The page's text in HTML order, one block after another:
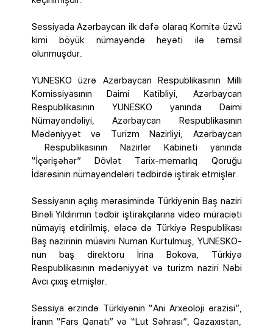
Sessiyada Azərbaycan ilk dəfə olaraq Komitə üzvü
kimi böyük nümayəndə heyəti ilə təmsil
olunmuşdur.
YUNESKO üzrə Azərbaycan Respublikasının Milli
Komissiyasının Daimi Katibliyi, Azərbaycan
Respublikasının YUNESKO yanında Daimi
Nümayəndəliyi, Azərbaycan Respublikasının
Mədəniyyət və Turizm Nazirliyi, Azərbaycan
Respublikasının Nazirlər Kabineti yanında
“İçərişəhər” Dövlət Tarix-memarlıq Qoruğu
İdarəsinin nümayəndələri tədbirdə iştirak etmişlər.
Sessiyanın açılış mərasimində Türkiyənin Baş naziri
Binəli Yıldırımın tədbir iştirakçılarına video müraciəti
nümayiş etdirilmiş, eləcə də Türkiyə Respublikası
Baş nazirinin müavini Numan Kurtulmuş, YUNESKO-
nun baş direktoru İrina Bokova, Türkiyə
Respublikasının mədəniyyət və turizm naziri Nəbi
Avcı çıxış etmişlər.
Sessiya ərzində Türkiyənin “Ani Arxeoloji ərazisi”,
İranın “Fars Qanatı” və “Lut Səhrası”, Qazaxıstan,